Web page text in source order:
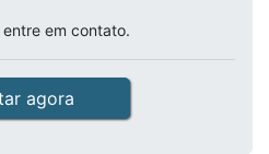
em contato.
agora